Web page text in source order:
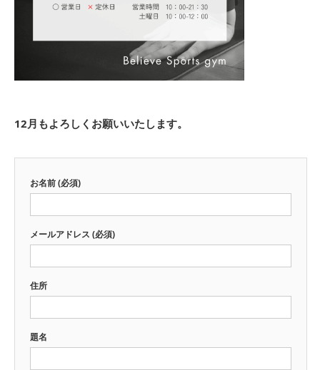
12月もよろしくお願いいたします。
お名前 (必須)
メールアドレス (必須)
住所
題名